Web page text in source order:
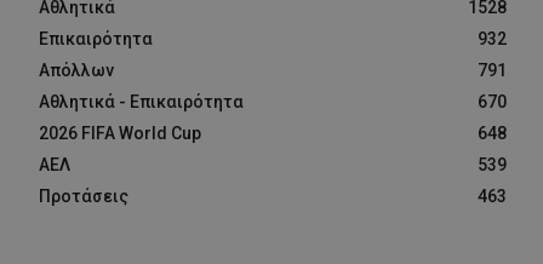
Αθλητικά
1528
Επικαιρότητα
932
Απόλλων
791
Αθλητικά - Επικαιρότητα
670
2026 FIFA World Cup
648
ΑΕΛ
539
Προτάσεις
463